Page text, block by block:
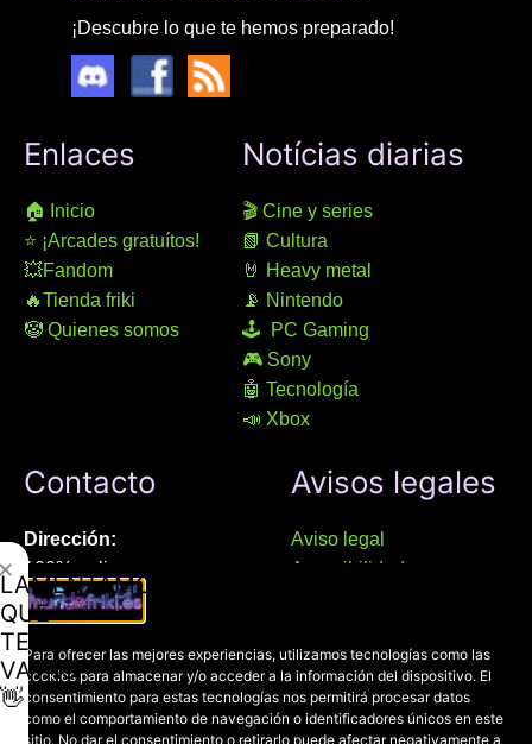
Para ofrecer las mejores experiencias, utilizamos tecnologías como las
cookies para almacenar y/o acceder a la información del dispositivo. El
consentimiento para estas tecnologías nos permitirá procesar datos
como el comportamiento de navegación o identificadores únicos en este
sitio. No dar el consentimiento o retirarlo puede afectar negativamente a
¡Descubre lo que te hemos preparado!
Enlaces
🏠 Inicio
⭐ ¡Arcades gratuítos!
💥Fandom
🔥Tienda friki
🤡 Quienes somos
Notícias diarias
🎬 Cine y series
📗 Cultura
🤘 Heavy metal
📡 Nintendo
🕹 PC Gaming
🎮 Sony
🤖 Tecnología
📣 Xbox
Contacto
Dirección:
100% online
Manresa (08241), Barcelona
Chat Whatsapp (solo texto):
+34 689 800 662
Avisos legales
Aviso legal
Accesibilidad
Política de privacidad
LAMENTAMOS
QUE
TE
VAYAS
👋